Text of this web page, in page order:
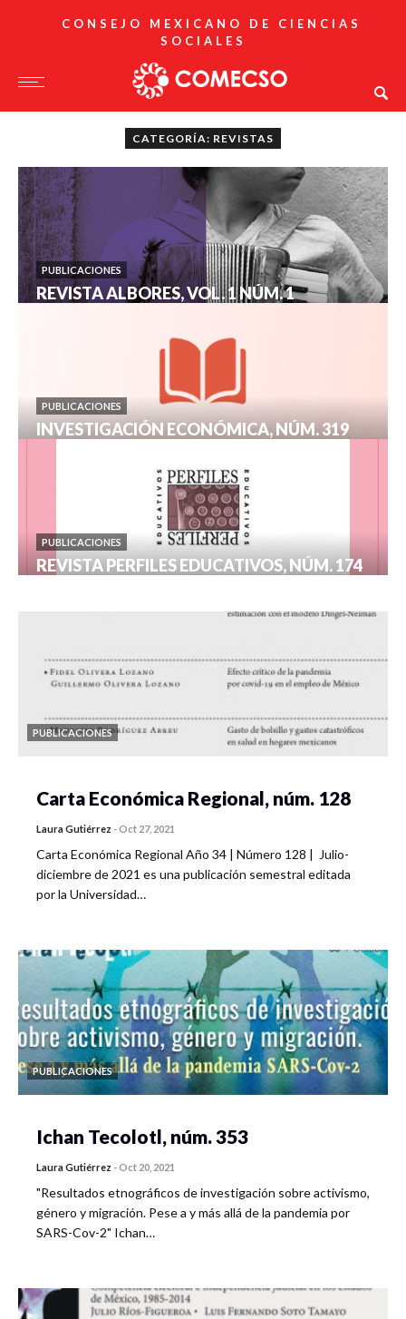
CONSEJO MEXICANO DE CIENCIAS
SOCIALES
CATEGORÍA: REVISTAS
PUBLICACIONES
REVISTA ALBORES, VOL. 1 NÚM. 1
PUBLICACIONES
INVESTIGACIÓN ECONÓMICA, NÚM. 319
PUBLICACIONES
REVISTA PERFILES EDUCATIVOS, NÚM. 174
PUBLICACIONES
Carta Económica Regional, núm. 128
Laura Gutiérrez -Oct 27, 2021
Carta Económica Regional Año 34 | Número 128 | Julio-
diciembre de 2021 es una publicación semestral editada
por la Universidad…
PUBLICACIONES
Ichan Tecolotl, núm. 353
Laura Gutiérrez -Oct 20, 2021
"Resultados etnográficos de investigación sobre activismo,
género y migración. Pese a y más allá de la pandemia por
SARS-Cov-2" Ichan…